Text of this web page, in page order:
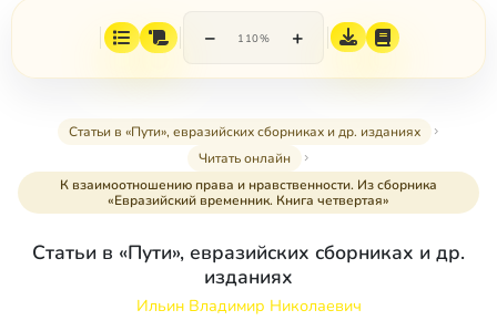
− 110% +
Статьи в «Пути», евразийских сборниках и др. изданиях
Читать онлайн
К взаимоотношению права и нравственности. Из сборника
«Евразийский временник. Книга четвертая»
Статьи в «Пути», евразийских сборниках и др.
изданиях
Ильин Владимир Николаевич